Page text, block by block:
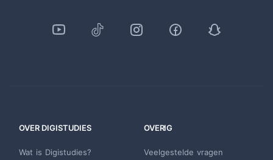
OVER DIGISTUDIES
Wat is Digistudies?
OVERIG
Veelgestelde vragen